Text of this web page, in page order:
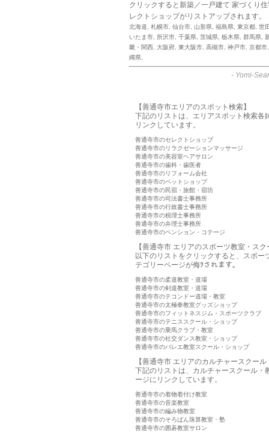
クリックすると新築／一戸建て 家づくり
レクトショップがリストアップされます。
北海道 札幌市 仙台市 山形県 福島県 東京都 世
いたま市
所沢市 千葉県 茨城県 栃木県 群馬県
畿・関西
大阪府 東大阪市 高槻市 神戸市 京都市
縄県
- Yomi-
【善通寺市エリアのスポット検索】
下記のリストは、エリアスポット検索各
リンクしています。
善通寺市のセレクトショップ
善通寺市のリラクゼーションマッサージ
善通寺市の美容室ヘアサロン
善通寺市の歯科・歯医者
善通寺市のリフォーム会社
善通寺市のペットショップ
善通寺市の民宿・旅館・宿坊
善通寺市の司法書士事務所
善通寺市の行政書士事務所
善通寺市の税理士事務所
善通寺市の弁理士事務所
善通寺市のペンション・コテージ
【善通寺市 エリアのスポーツ教室・ス
以下のリストをクリックすると、スポ
テゴリーページが侮ｦされます。
善通寺市の柔道教室・道場
善通寺市の剣道教室・道場
善通寺市のテコンドー道場・教室
善通寺市の太極拳教室グッズショップ
善通寺市のフィットネスジム・スポーツクラブ
善通寺市のテニススクール・ショップ
善通寺市の乗馬クラブ・教室
善通寺市の社交ダンス教室・ショップ
善通寺市のバレエ教室スクール・ショップ
【善通寺市 エリアのカルチャースクー
下記のリストは、カルチャースクール・
ージにリンクしています。
善通寺市の着物着付け教室
善通寺市の音楽教室
善通寺市の編み物教室
善通寺市のそろばん珠算教室・塾
善通寺市の囲碁教室サロン